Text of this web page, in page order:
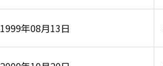
1999年08月13日